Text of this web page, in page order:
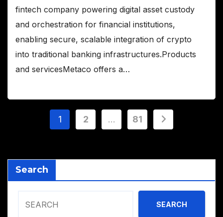
fintech company powering digital asset custody
and orchestration for financial institutions,
enabling secure, scalable integration of crypto
into traditional banking infrastructures.Products
and servicesMetaco offers a…
Posts
1 2 … 81
Search
SEARCH